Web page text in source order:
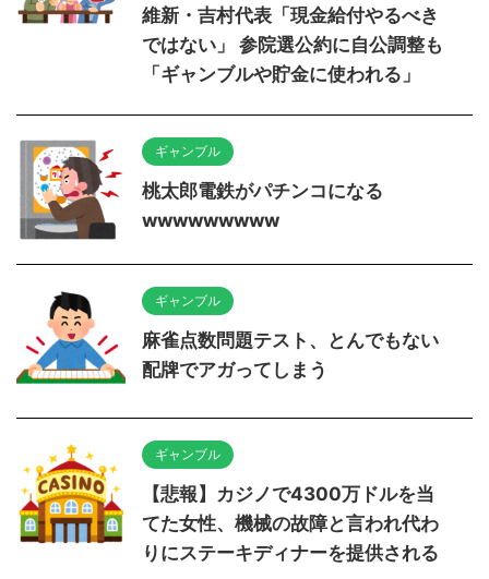
維新・吉村代表「現金給付やるべき
ではない」 参院選公約に自公調整も
「ギャンブルや貯金に使われる」
ギャンブル
桃太郎電鉄がパチンコになる
wwwwwwwww
ギャンブル
麻雀点数問題テスト、とんでもない
配牌でアガってしまう
ギャンブル
【悲報】カジノで4300万ドルを当
てた女性、機械の故障と言われ代わ
りにステーキディナーを提供される